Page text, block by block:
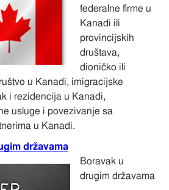
federalne firme u
Kanadi ili
provincijskih
društava,
dioničko ili
u Kanadi, imigracijske
i rezidencija u Kanadi,
usluge i povezivanje sa
u Kanadi.
državama
Boravak u
drugim državama